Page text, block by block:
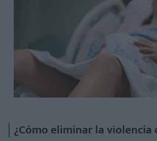
¿Cómo eliminar la